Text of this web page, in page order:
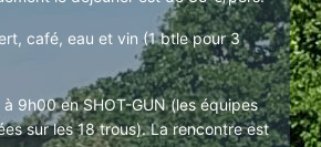
café, eau et vin (1 btle pour 3
9h00 en SHOT-GUN (les équipes
sur les 18 trous). La rencontre est